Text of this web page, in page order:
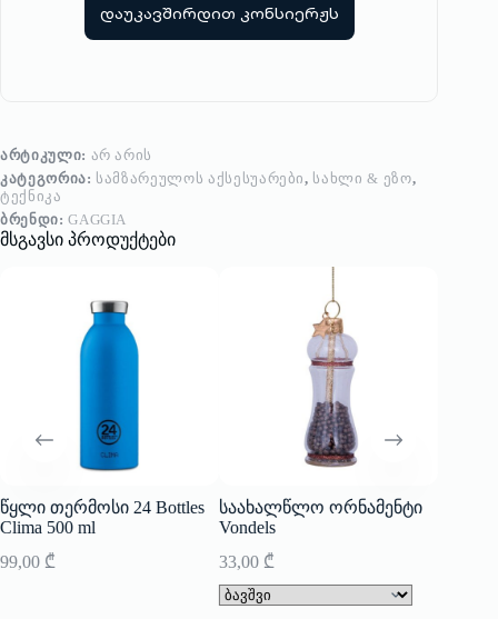
დაუკავშირდით კონსიერჟს
ᲐᲠᲢᲘᲙᲣᲚᲘ: ᲐᲠ ᲐᲠᲘᲡ
ᲙᲐᲢᲔᲒᲝᲠᲘᲐ: ᲡᲐᲛᲖᲐᲠᲔᲣᲚᲝᲡ ᲐᲥᲡᲔᲡᲣᲐᲠᲔᲑᲘ, ᲡᲐᲮᲚᲘ & ᲔᲖᲝ,
ᲢᲔᲥᲜᲘᲙᲐ
ᲑᲠᲔᲜᲓᲘ:GAGGIA
მსგავსი პროდუქტები
წყლი თერმოსი 24 Bottles
Clima 500 ml
99,00 ₾
საახალწლო ორნამენტი
Vondels
33,00 ₾